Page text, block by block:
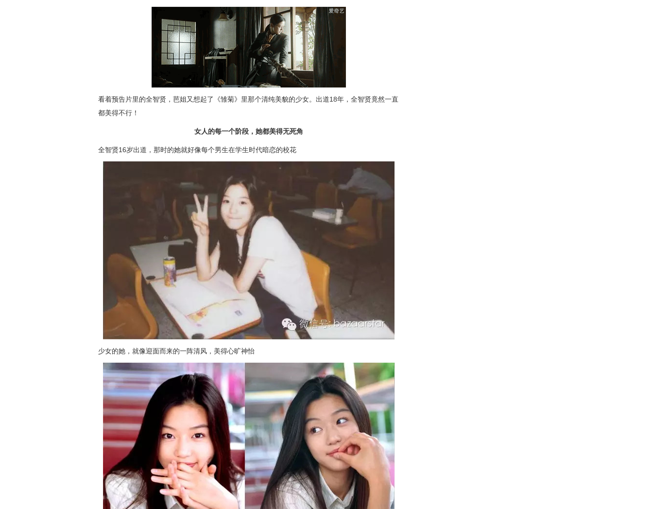
看着预告片里的全智贤，芭姐又想起了《雏菊》里那个清纯美貌的少女。出道18年，全智贤竟然一直
都美得不行！
女人的每一个阶段，她都美得无死角
全智贤16岁出道，那时的她就好像每个男生在学生时代暗恋的校花
少女的她，就像迎面而来的一阵清风，美得心旷神怡